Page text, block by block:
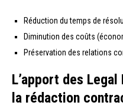
Réduction du temps de
Diminution des coûts
Préservation des relations
L’apport des
la rédaction